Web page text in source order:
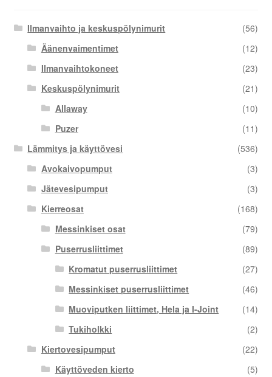
Ilmanvaihto ja keskuspölynimurit
(56)
Äänenvaimentimet
(12)
Ilmanvaihtokoneet
(23)
Keskuspölynimurit
(21)
Allaway
(10)
Puzer
(11)
Lämmitys ja käyttövesi
(536)
Avokaivopumput
(3)
Jätevesipumput
(3)
Kierreosat
(168)
Messinkiset osat
(79)
Puserrusliittimet
(89)
Kromatut puserrusliittimet
(27)
Messinkiset puserrusliittimet
(46)
Muoviputken liittimet, Hela ja I-Joint
(14)
Tukiholkki
(2)
Kiertovesipumput
(22)
Käyttöveden kierto
(5)